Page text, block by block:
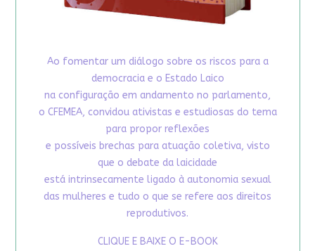
Ao fomentar um diálogo sobre os riscos para a
democracia e o Estado Laico
na configuração em andamento no parlamento,
o CFEMEA, convidou ativistas e estudiosas do tema
para propor reflexões
e possíveis brechas para atuação coletiva, visto
que o debate da laicidade
está intrinsecamente ligado à autonomia sexual
das mulheres e tudo o que se refere aos direitos
reprodutivos.
CLIQUE E BAIXE O E-BOOK